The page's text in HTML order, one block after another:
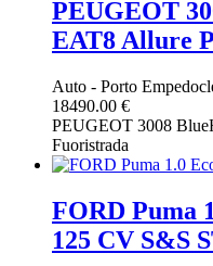
PEUGEOT
EAT8 Allure
Auto - Porto
18490.00 €
PEUGEOT 3008
Fuoristrada
FORD Puma
125 CV S&S